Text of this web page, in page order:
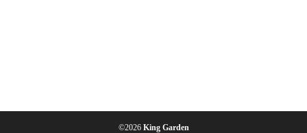
©2026King Garden